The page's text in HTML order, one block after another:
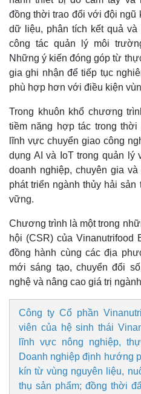
Pháp luật
Vụ án
Tin nóng
Tư vấn luật
đồng thời trao đổi với đội ngũ
dữ liệu, phân tích kết quả
công tác quản lý môi
Những ý kiến đóng góp từ
gia ghi nhận để tiếp tục
phù hợp hơn với điều kiện
Trong khuôn khổ chương
tiềm năng hợp tác trong
lĩnh vực chuyển giao công
dụng AI và IoT trong quản lý
doanh nghiệp, chuyên gia
phát triển ngành thủy hải
vững.
Chương trình là một trong
hội (CSR) của
đồng hành cùng các địa
mới sáng tạo, chuyển đổi
nghệ và nâng cao giá trị
Công ty Cổ phần
viên của hệ sinh thái
lĩnh vực nông nghiệp,
Doanh nghiệp định hướng
kín từ vùng nguyên liệu,
thụ sản phẩm; đồng thời